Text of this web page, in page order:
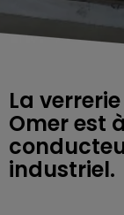
La
Omer est
industriel.